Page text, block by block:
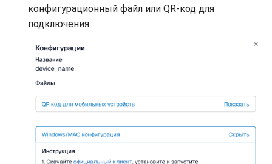
конфигурационный файл или QR-код для
подключения.